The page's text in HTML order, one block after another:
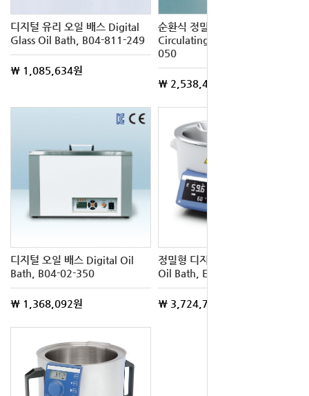
디지털 유리 오일 배스 Digital
Glass Oil Bath, B04-811-249
\ 1,085,634원
순환식 정밀 오일 배스
Circulating Oil Bath, B04-01-
050
\ 2,538,470원
디지털 오일 배스 Digital Oil
Bath, B04-02-350
\ 1,368,092원
정밀형 디지털 오일 배스 Digital
Oil Bath, E02-05-601
\ 3,724,721원